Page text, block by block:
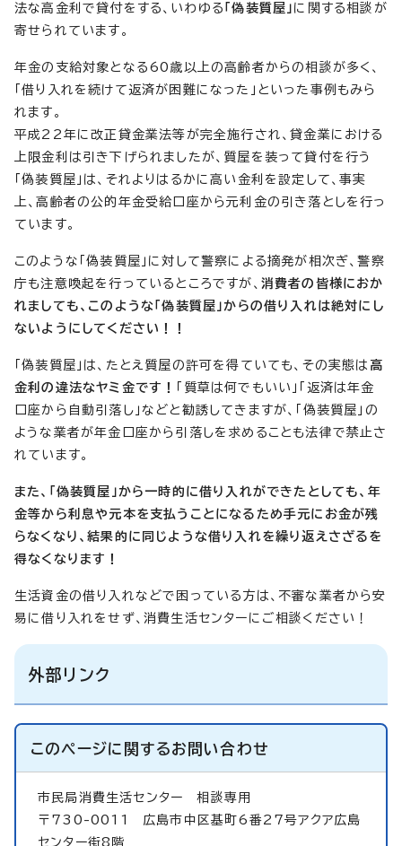
法な高金利で貸付をする、いわゆる 「偽装質屋」 に関する相談が
寄せられています。
年金の支給対象となる60歳以上の高齢者からの相談が多く、
「借り入れを続けて返済が困難になった」といった事例もみら
れます。
平成22年に改正貸金業法等が完全施行され、貸金業における
上限金利は引き下げられましたが、質屋を装って貸付を行う
「偽装質屋」は、それよりはるかに高い金利を設定して、事実
上、高齢者の公的年金受給口座から元利金の引き落としを行っ
ています。
このような「偽装質屋」に対して警察による摘発が相次ぎ、警察
庁も注意喚起を行っているところですが、 消費者の皆様におか
れましても、このような「偽装質屋」からの借り入れは絶対にし
ないようにしてください！！
「偽装質屋」は、たとえ質屋の許可を得ていても、その実態は 高
金利の違法なヤミ金です！
「質草は何でもいい」「返済は年金
口座から自動引落し」などと勧誘してきますが、「偽装質屋」の
ような業者が年金口座から引落しを求めることも法律で禁止さ
れています。
また、「偽装質屋」から一時的に借り入れができたとしても、年
金等から利息や元本を支払うことになるため手元にお金が残
らなくなり、結果的に同じような借り入れを繰り返えさざるを
得なくなります！
生活資金の借り入れなどで困っている方は、不審な業者から安
易に借り入れをせず、消費生活センターにご相談ください！
外部リンク
このページに関するお問い合わせ
市民局消費生活センター相談専用
〒730-0011 広島市中区基町6番27号アクア広島
センター街8階